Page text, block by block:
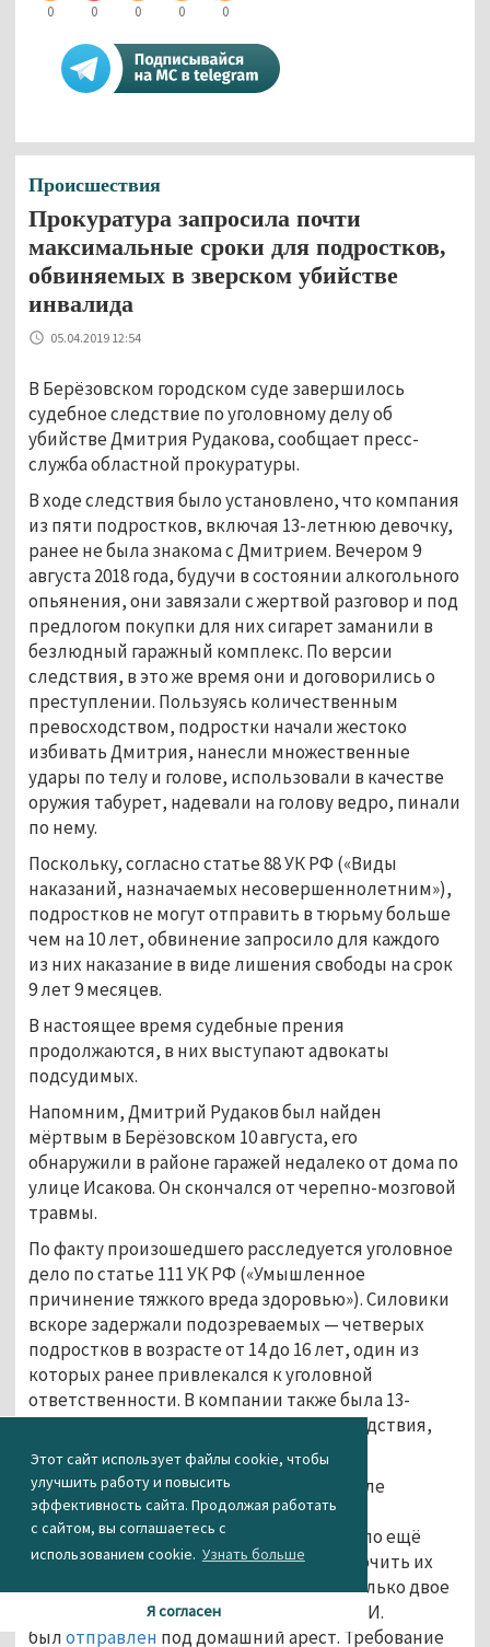
Этот сайт использует файлы cookie, чтобы
улучшить работу и повысить
эффективность сайта. Продолжая работать
с сайтом, вы соглашаетесь с
использованием cookie. Узнать больше
Я согласен
0 0 0 0 0
Происшествия
Прокуратура запросила почти
максимальные сроки для подростков,
обвиняемых в зверском убийстве
инвалида
05.04.2019 12:54
В Берёзовском городском суде завершилось
судебное следствие по уголовному делу об
убийстве Дмитрия Рудакова, сообщает пресс-
служба областной прокуратуры.
В ходе следствия было установлено, что компания
из пяти подростков, включая 13-летнюю девочку,
ранее не была знакома с Дмитрием. Вечером 9
августа 2018 года, будучи в состоянии алкогольного
опьянения, они завязали с жертвой разговор и под
предлогом покупки для них сигарет заманили в
безлюдный гаражный комплекс. По версии
следствия, в это же время они и договорились о
преступлении. Пользуясь количественным
превосходством, подростки начали жестоко
избивать Дмитрия, нанесли множественные
удары по телу и голове, использовали в качестве
оружия табурет, надевали на голову ведро, пинали
по нему.
Поскольку, согласно статье 88 УК РФ («Виды
наказаний, назначаемых несовершеннолетним»),
подростков не могут отправить в тюрьму больше
чем на 10 лет, обвинение запросило для каждого
из них наказание в виде лишения свободы на срок
9 лет 9 месяцев.
В настоящее время судебные прения
продолжаются, в них выступают адвокаты
подсудимых.
Напомним, Дмитрий Рудаков был найден
мёртвым в Берёзовском 10 августа, его
обнаружили в районе гаражей недалеко от дома по
улице Исакова. Он скончался от черепно-мозговой
травмы.
По факту произошедшего расследуется уголовное
дело по статье 111 УК РФ («Умышленное
причинение тяжкого вреда здоровью»). Силовики
вскоре задержали подозреваемых — четверых
подростков в возрасте от 14 до 16 лет, один из
которых ранее привлекался к уголовной
ответственности. В компании также была 13-
летняя девочка, которая, по версии следствия,
снимала происходящее на видео.
16-летнего Б. сразу взяли под арест. После
народногосходажителей Берёзовского
следственное управление СКР задержало ещё
трёх подростков и попросило суд заключить их
под стражу, однакоарестованыбыли только двое
— 14-летний А. и 16-летний К. 14-летний И.
былотправлен под домашний арест. Требование